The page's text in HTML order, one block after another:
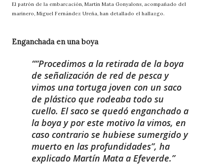
El patrón de la embarcación, Martín Mata Gonyalons, acompañado del
marinero, Miguel Fernández Ureña, han detallado el hallazgo.
Enganchada en una boya
“Procedimos a la retirada de la boya
de señalización de red de pesca y
vimos una tortuga joven con un saco
de plástico que rodeaba todo su
cuello. El saco se quedó enganchado a
la boya y por este motivo la vimos, en
caso contrario se hubiese sumergido y
muerto en las profundidades”, ha
explicado Martín Mata a Efeverde.